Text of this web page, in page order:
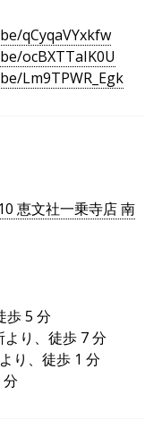
qCyqaVYxkfw
ocBXTTaIK0U
Lm9TPWR_Egk
恵文社一乗寺店 南
歩 5 分
り、徒歩 7 分
り、徒歩 1 分